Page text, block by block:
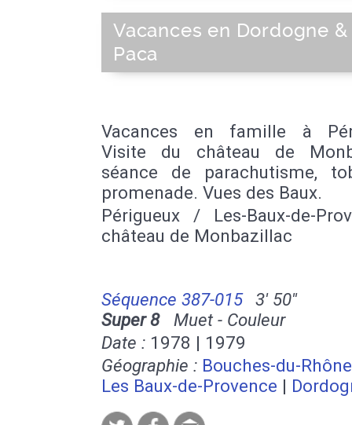
Vacances en Dordogne
Paca
Vacances en famille à
Visite du château de
séance de parachutisme,
promenade. Vues des Baux.
Périgueux / Les-Baux-de-
château de Monbazillac
Séquence 387-015
3' 50''
Super 8Muet - Couleur
Date : 1978 | 1979
Géographie : Bouches-du-
Les Baux-de-Provence |